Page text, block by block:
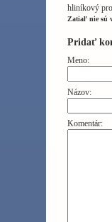
hliníkový
Zatiaľ nie sú
Pridať
Meno:
Názov:
Komentár: